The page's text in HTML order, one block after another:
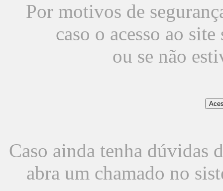
Por motivos de
caso o acesso ao
ou se não
Caso ainda tenha dúvidas
abra um chamado no